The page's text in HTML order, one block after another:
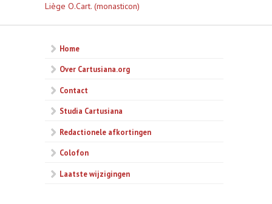
Liège O.Cart. (monasticon)
Home
Over Cartusiana.org
Contact
Studia Cartusiana
Redactionele afkortingen
Colofon
Laatste wijzigingen